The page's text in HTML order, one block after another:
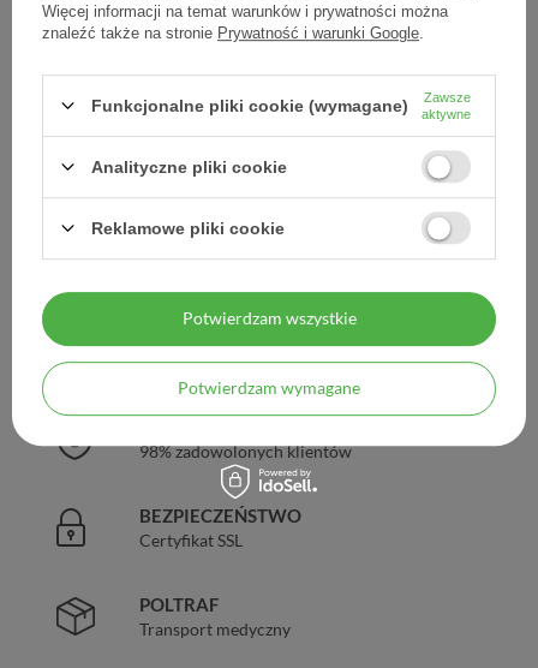
Dodaj do listy zakupowej
Kod produktu:5905669690850
Legalna apteka od 2006 r.
98% zadowolonych klientów
BEZPIECZEŃSTWO
Certyfikat SSL
POLTRAF
Transport medyczny
Więcej informacji na temat warunków i prywatności można
znaleźć także na stronie Prywatność i warunki Google
Funkcjonalne pliki cookie (wymagane)
Zawsze
aktywne
Analityczne pliki cookie
Reklamowe pliki cookie
Potwierdzam wymagane
Potwierdzam wszystkie